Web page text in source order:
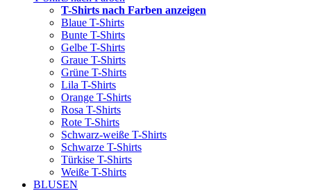
T-Shirts nach Farben anzeigen
Blaue T-Shirts
Bunte T-Shirts
Gelbe T-Shirts
Graue T-Shirts
Grüne T-Shirts
Lila T-Shirts
Orange T-Shirts
Rosa T-Shirts
Rote T-Shirts
Schwarz-weiße T-Shirts
Schwarze T-Shirts
Türkise T-Shirts
Weiße T-Shirts
BLUSEN